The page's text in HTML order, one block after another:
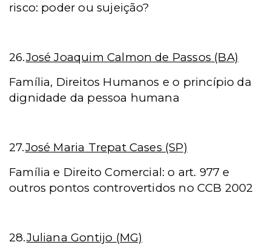
risco: poder ou sujeição?
26.José Joaquim Calmon de Passos (BA)
Família, Direitos Humanos e o princípio da
dignidade da pessoa humana
27.José Maria Trepat Cases (SP)
Família e Direito Comercial: o art. 977 e
outros pontos controvertidos no CCB 2002
28.Juliana Gontijo (MG)